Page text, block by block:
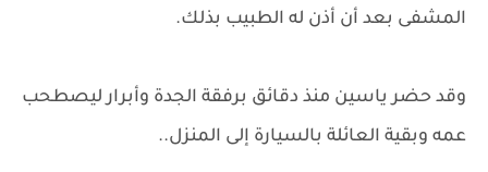
المشفى بعد أن أذن له الطبيب بذلك.
وقد حضر ياسين منذ دقائق برفقة الجدة وأبرار ليصطحب
عمه وبقية العائلة بالسيارة إلى المنزل..